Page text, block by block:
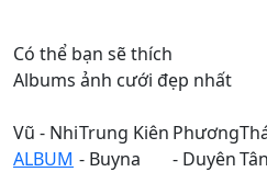
Có thể bạn sẽ thích
Albums ảnh cưới đẹp nhất
Vũ - Nhi
ALBUM
Trung Kiên
- Buyna
Phương
- Duyên